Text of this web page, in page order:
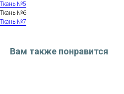
Ткань №5
Ткань №6
Ткань №7
Вам также понравится